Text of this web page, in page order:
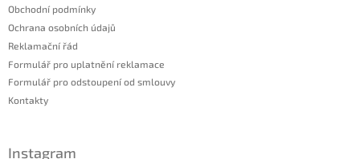
Obchodní podmínky
Ochrana osobních údajů
Reklamační řád
Formulář pro uplatnění reklamace
Formulář pro odstoupení od smlouvy
Kontakty
Instagram